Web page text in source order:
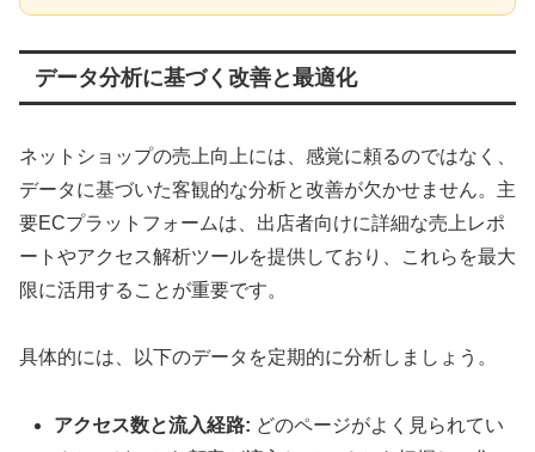
データ分析に基づく改善と最適化
ネットショップの売上向上には、感覚に頼るのではなく、
データに基づいた客観的な分析と改善が欠かせません。主
要ECプラットフォームは、出店者向けに詳細な売上レポ
ートやアクセス解析ツールを提供しており、これらを最大
限に活用することが重要です。
具体的には、以下のデータを定期的に分析しましょう。
アクセス数と流入経路: どのページがよく見られてい